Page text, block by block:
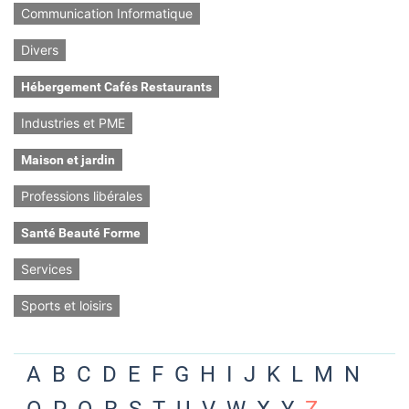
Communication Informatique
Divers
Hébergement Cafés Restaurants
Industries et PME
Maison et jardin
Professions libérales
Santé Beauté Forme
Services
Sports et loisirs
A B C D E F G H I J K L M N